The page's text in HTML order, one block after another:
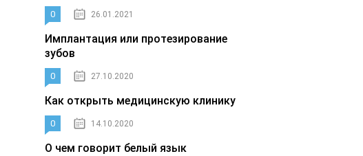
0 26.01.2021
Имплантация или протезирование
зубов
0 27.10.2020
Как открыть медицинскую клинику
0 14.10.2020
О чем говорит белый язык